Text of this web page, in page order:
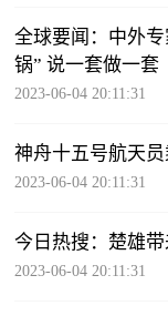
全球要闻：中外
锅” 说一套做一套
2023-06-04 20:11:31
神舟十五号航天
2023-06-04 20:11:31
今日热搜：楚雄
2023-06-04 20:11:31